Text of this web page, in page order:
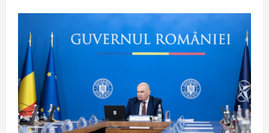
15
voturi
Grindeanu